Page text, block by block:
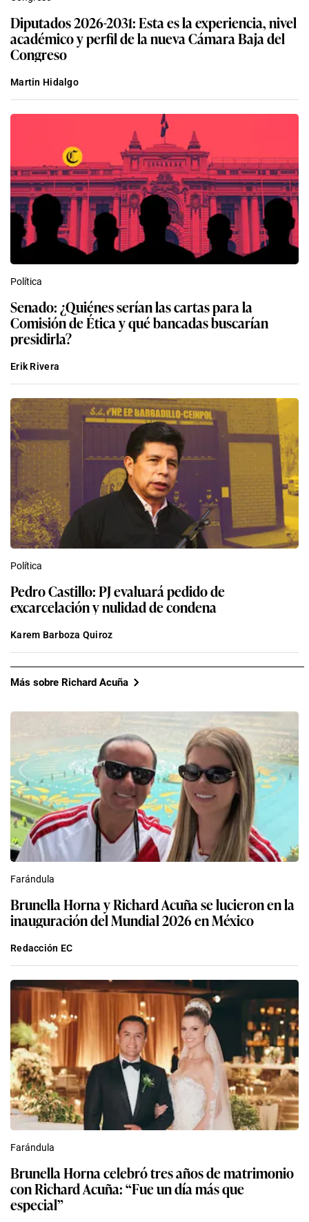
Diputados 2026-2031: Esta es la experiencia, nivel
académico y perfil de la nueva Cámara Baja del
Congreso
Martin Hidalgo
Política
Senado: ¿Quiénes serían las cartas para la
Comisión de Ética y qué bancadas buscarían
presidirla?
Erik Rivera
Política
Pedro Castillo: PJ evaluará pedido de
excarcelación y nulidad de condena
Karem Barboza Quiroz
Más sobre Richard Acuña
Farándula
Brunella Horna y Richard Acuña se lucieron en la
inauguración del Mundial 2026 en México
Redacción EC
Farándula
Brunella Horna celebró tres años de matrimonio
con Richard Acuña: “Fue un día más que
especial”